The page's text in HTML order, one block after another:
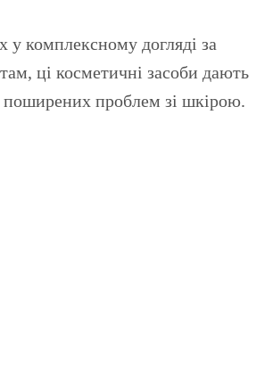
у комплексному догляді за
ці косметичні засоби дають
поширених проблем зі шкірою.